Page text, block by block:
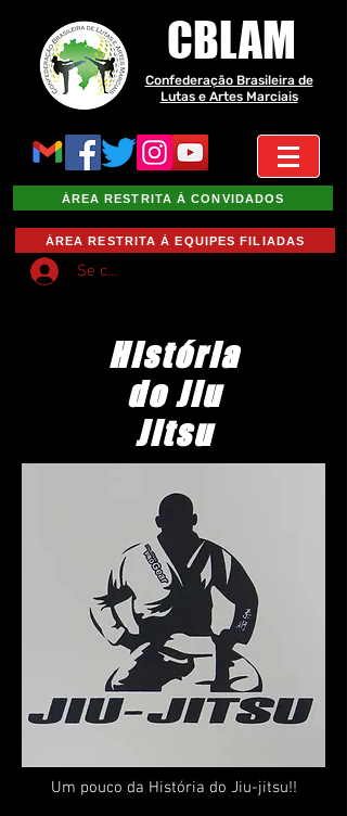
CBLAM
Confederação Brasileira de
Lutas e Artes Marciais
ÁREA RESTRITA À CONVIDADOS
ÁREA RESTRITA À EQUIPES FILIADAS
Se connecter
História
do Jiu
Jitsu
Um pouco da História do Jiu-jitsu!!